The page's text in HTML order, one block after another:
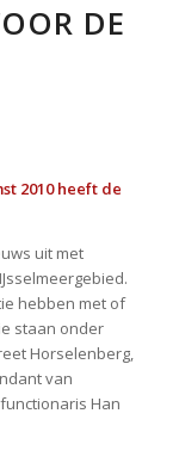
DE
2010 heeft de
uit met
hebben met of
staan onder
Horselenberg,
van
Han